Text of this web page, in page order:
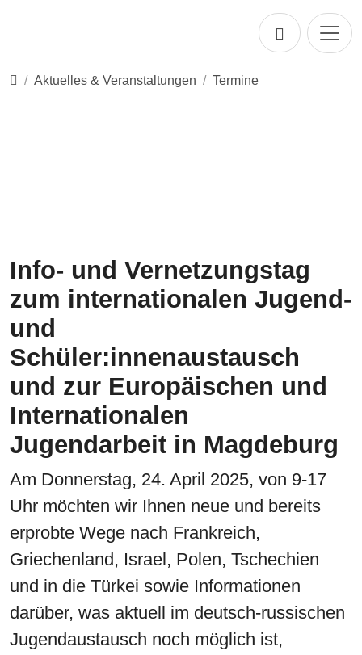
Startseite
Aktuelles & Veranstaltungen Termine
Info- und Vernetzungstag
zum internationalen Jugend-
und
Schüler:innenaustausch
und zur Europäischen und
Internationalen
Jugendarbeit in Magdeburg
Am Donnerstag, 24. April 2025, von 9-17
Uhr möchten wir Ihnen neue und bereits
erprobte Wege nach Frankreich,
Griechenland, Israel, Polen, Tschechien
und in die Türkei sowie Informationen
darüber, was aktuell im deutsch-russischen
Jugendaustausch noch möglich ist,